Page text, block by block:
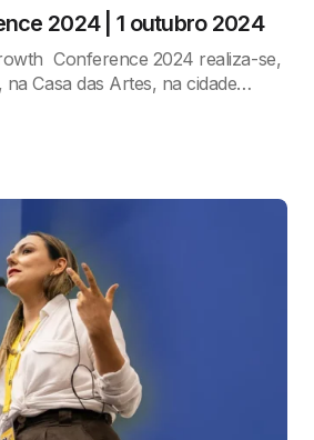
2024 | 1 outubro 2024
Conference 2024 realiza-se,
na Casa das Artes, na cidade…